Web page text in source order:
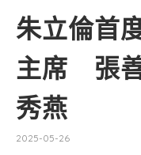
朱立倫首
主席 張
秀燕
2025-05-26